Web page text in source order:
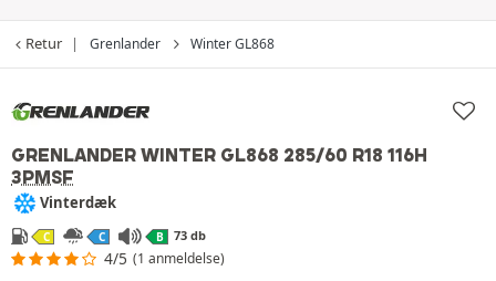
Retur Grenlander Winter GL868
GRENLANDER WINTER GL868 285/60 R18 116H
3PMSF
Vinterdæk
C C B 73 db
4/5 (1 anmeldelse)